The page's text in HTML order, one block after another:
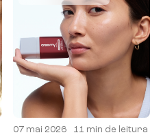
07 mai 2026 11 min de leitura